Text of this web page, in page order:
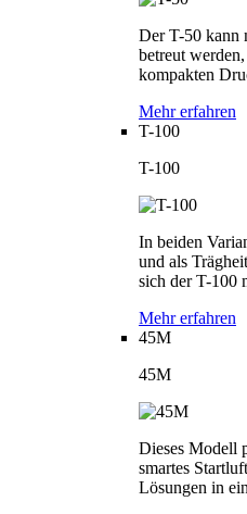
Der T-50 kann
betreut
kompakten
Mehr erfahren
T-100
T-100
In beiden
und als
sich der T-100
Mehr erfahren
45M
45M
Dieses Modell
smartes
Lösungen in